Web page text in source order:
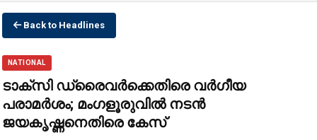
Back to Headlines
NATIONAL
ടാക്സി ഡ്രൈവര്‍ക്കെതിരെ വര്‍ഗീയ
പരാമര്‍ശം; മംഗളൂരുവില്‍ നടന്‍
ജയകൃഷ്ണനെതിരെ കേസ്